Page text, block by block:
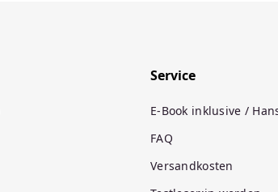
Service
E-Book inklusive /
FAQ
Versandkosten